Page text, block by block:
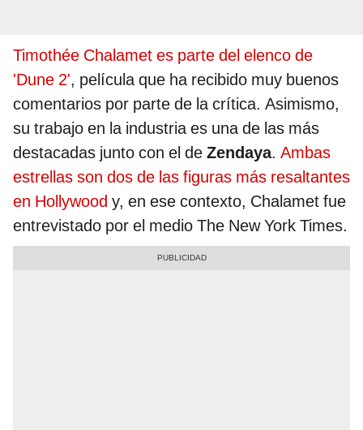
Timothée Chalamet es parte del elenco de
'Dune 2', película que ha recibido muy buenos
comentarios por parte de la crítica. Asimismo,
su trabajo en la industria es una de las más
destacadas junto con el de Zendaya. Ambas
estrellas son dos de las figuras más resaltantes
en Hollywood y, en ese contexto, Chalamet fue
entrevistado por el medio The New York Times.